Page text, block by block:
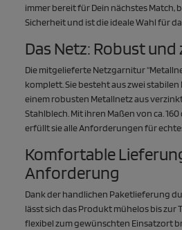
immer bereit für Dein nächstes Match,
Sicherheit und ist die ideale Wahl für
Das Netz: Robust und
Die mitgelieferte Netzgarnitur
komplett. Sie besteht aus zwei
einem robusten Metallnetz aus
Stahlblech. Mit ihren Maßen von ca.
erfüllt sie alle Anforderungen für
Komfortable
Anforderung
Dank der handlichen Paketlieferung
lässt sich das Produkt mühelos bis
flexibel zum gewünschten Einsatzort